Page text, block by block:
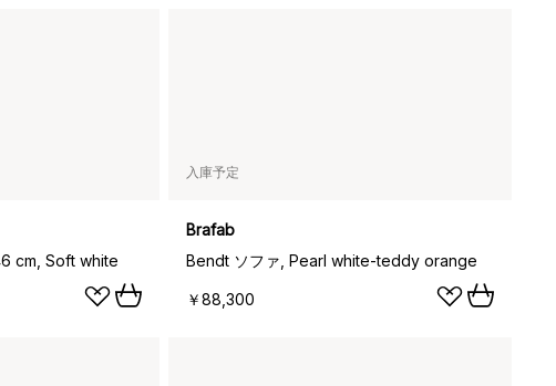
cm, Soft white
入庫予定
Brafab
Bendt ソファ, Pearl white-teddy orange
￥88,300